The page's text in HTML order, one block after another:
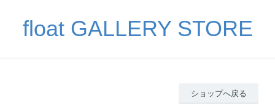
float GALLERY STORE
ショップへ戻る